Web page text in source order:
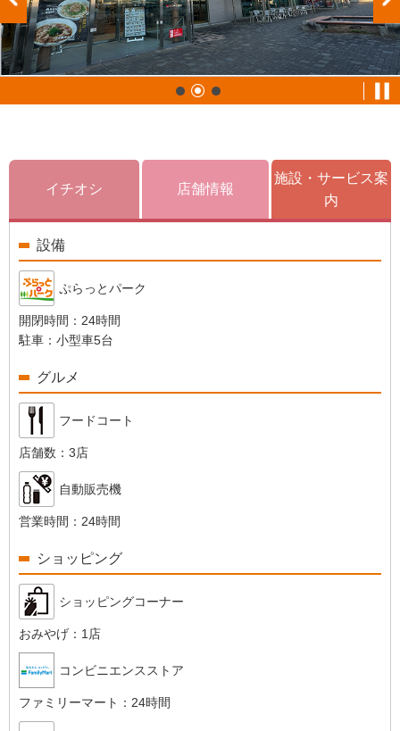
イチオシ 店舗情報
施設・サービス案
内
設備
ぷらっとパーク
開閉時間： 24時間
駐車： 小型車5台
グルメ
フードコート
店舗数： 3店
自動販売機
営業時間： 24時間
ショッピング
ショッピングコーナー
おみやげ： 1店
コンビニエンスストア
ファミリーマート： 24時間